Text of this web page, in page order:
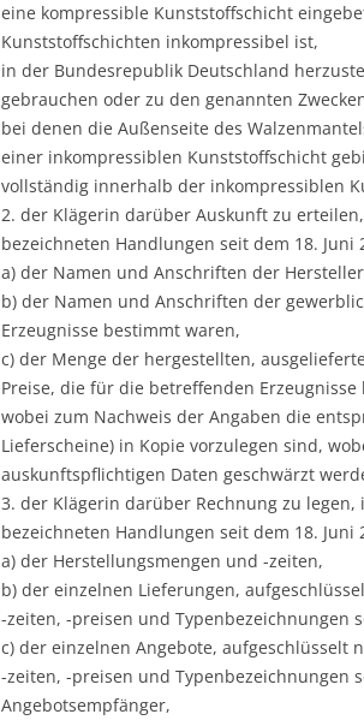
eine kompressible Kunststoffschicht
Kunststoffschichten inkompressibel ist,
in der Bundesrepublik Deutschland
gebrauchen oder zu den genannten
bei denen die Außenseite des
einer inkompressiblen Kunststoffschicht
vollständig innerhalb der inkompressiblen
2. der Klägerin darüber Auskunft zu
bezeichneten Handlungen seit dem 18.
a) der Namen und Anschriften der
b) der Namen und Anschriften der
Erzeugnisse bestimmt waren,
c) der Menge der hergestellten,
Preise, die für die betreffenden
wobei zum Nachweis der Angaben die
Lieferscheine) in Kopie vorzulegen sind,
auskunftspflichtigen Daten geschwärzt
3. der Klägerin darüber Rechnung zu
bezeichneten Handlungen seit dem 18.
a) der Herstellungsmengen und -zeiten,
b) der einzelnen Lieferungen,
-zeiten, -preisen und Typenbezeichnungen
c) der einzelnen Angebote, aufgeschlüsselt
-zeiten, -preisen und Typenbezeichnungen
Angebotsempfänger,